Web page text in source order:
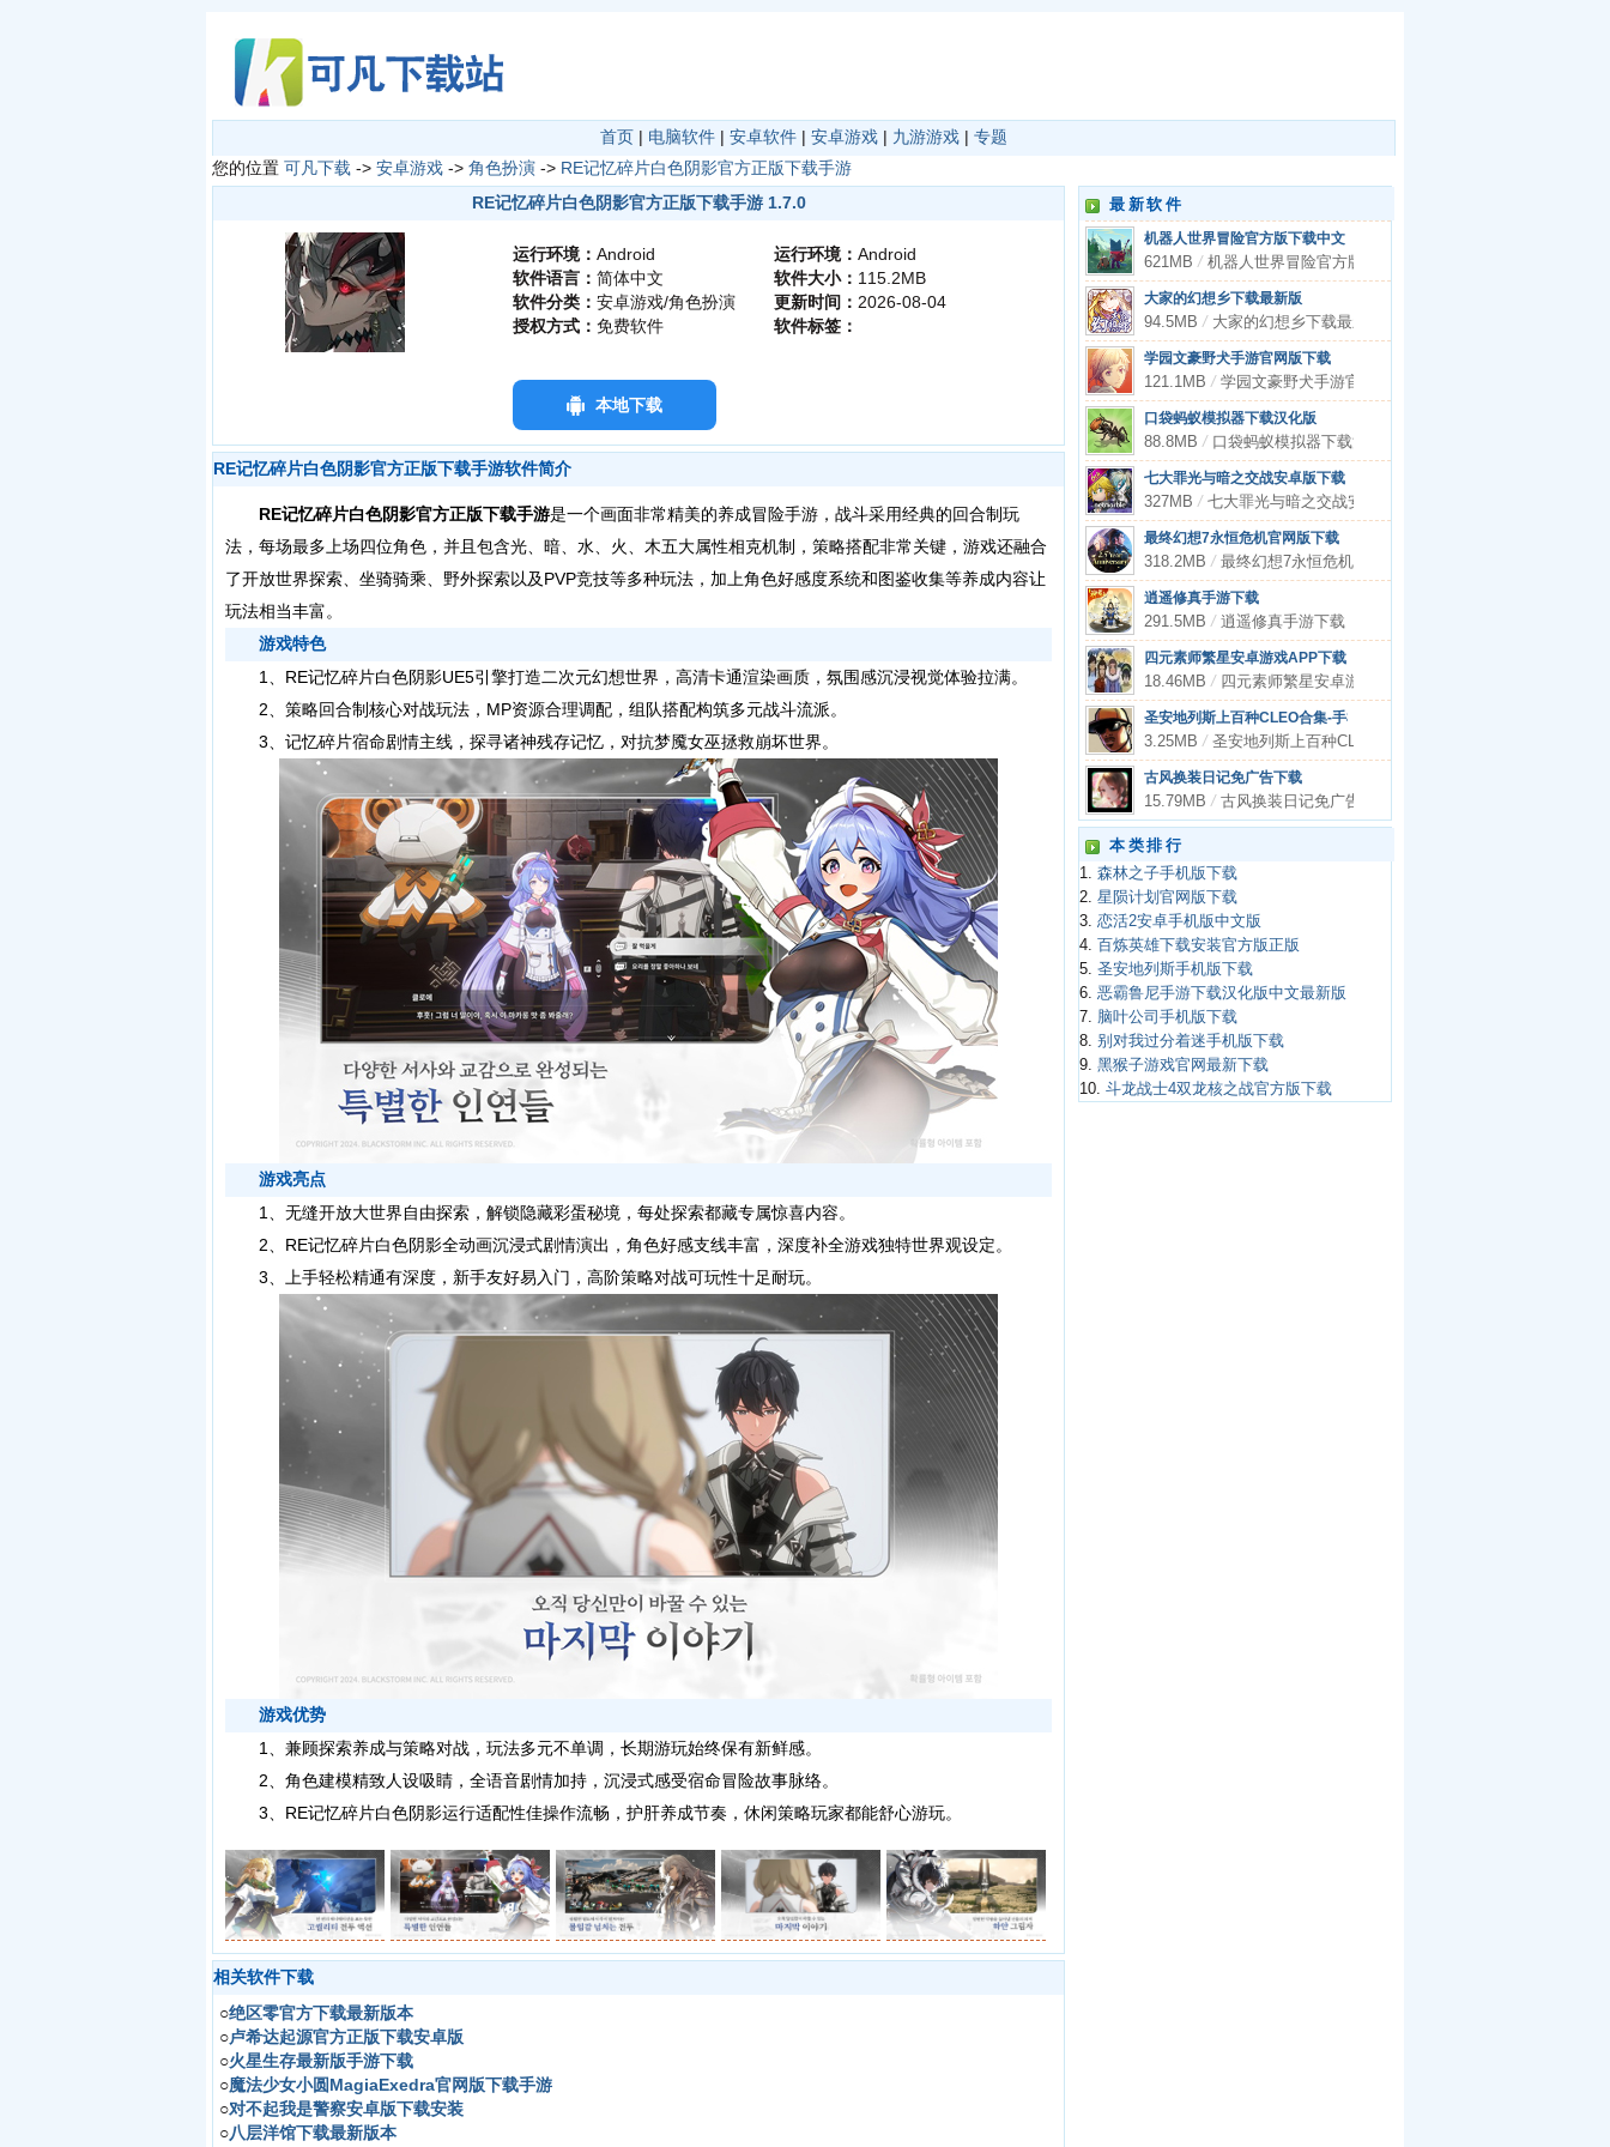
首页 | 电脑软件 | 安卓软件 | 安卓游戏 | 九游游戏 | 专题
您的位置 可凡下载 -> 安卓游戏 -> 角色扮演 -> RE记忆碎片白色阴影官方正版下载手游
RE记忆碎片白色阴影官方正版下载手游 1.7.0
运行环境： Android
软件语言： 简体中文
软件分类： 安卓游戏/角色扮演
授权方式： 免费软件
运行环境： Android
软件大小： 115.2MB
更新时间： 2026-08-04
软件标签：
本地下载
RE记忆碎片白色阴影官方正版下载手游软件简介
RE记忆碎片白色阴影官方正版下载手游是一个画面非常精美的养成冒险手游，战斗采用经典的回合制玩
法，每场最多上场四位角色，并且包含光、暗、水、火、木五大属性相克机制，策略搭配非常关键，游戏还融合
了开放世界探索、坐骑骑乘、野外探索以及PVP竞技等多种玩法，加上角色好感度系统和图鉴收集等养成内容让
玩法相当丰富。
游戏特色
1、RE记忆碎片白色阴影UE5引擎打造二次元幻想世界，高清卡通渲染画质，氛围感沉浸视觉体验拉满。
2、策略回合制核心对战玩法，MP资源合理调配，组队搭配构筑多元战斗流派。
3、记忆碎片宿命剧情主线，探寻诸神残存记忆，对抗梦魇女巫拯救崩坏世界。
游戏亮点
1、无缝开放大世界自由探索，解锁隐藏彩蛋秘境，每处探索都藏专属惊喜内容。
2、RE记忆碎片白色阴影全动画沉浸式剧情演出，角色好感支线丰富，深度补全游戏独特世界观设定。
3、上手轻松精通有深度，新手友好易入门，高阶策略对战可玩性十足耐玩。
游戏优势
1、兼顾探索养成与策略对战，玩法多元不单调，长期游玩始终保有新鲜感。
2、角色建模精致人设吸睛，全语音剧情加持，沉浸式感受宿命冒险故事脉络。
3、RE记忆碎片白色阴影运行适配性佳操作流畅，护肝养成节奏，休闲策略玩家都能舒心游玩。
相关软件下载
○绝区零官方下载最新版本
○卢希达起源官方正版下载安卓版
○火星生存最新版手游下载
○魔法少女小圆MagiaExedra官网版下载手游
○对不起我是警察安卓版下载安装
○八层洋馆下载最新版本
最新软件
机器人世界冒险官方版下载中文
621MB/ 机器人世界冒险官方版下载中文
大家的幻想乡下载最新版
94.5MB/ 大家的幻想乡下载最新版
学园文豪野犬手游官网版下载
121.1MB/ 学园文豪野犬手游官网版下载
口袋蚂蚁模拟器下载汉化版
88.8MB/ 口袋蚂蚁模拟器下载汉化版
七大罪光与暗之交战安卓版下载
327MB/ 七大罪光与暗之交战安卓版下载
最终幻想7永恒危机官网版下载
318.2MB/ 最终幻想7永恒危机官网版下载
逍遥修真手游下载
291.5MB/ 逍遥修真手游下载
四元素师繁星安卓游戏APP下载
18.46MB/ 四元素师繁星安卓游戏APP下载
圣安地列斯上百种CLEO合集-手机内存版游戏APP下载
3.25MB/ 圣安地列斯上百种CLEO合集-手机内存版游戏APP下载
古风换装日记免广告下载
15.79MB/ 古风换装日记免广告下载
本类排行
1. 森林之子手机版下载
2. 星陨计划官网版下载
3. 恋活2安卓手机版中文版
4. 百炼英雄下载安装官方版正版
5. 圣安地列斯手机版下载
6. 恶霸鲁尼手游下载汉化版中文最新版
7. 脑叶公司手机版下载
8. 别对我过分着迷手机版下载
9. 黑猴子游戏官网最新下载
10. 斗龙战士4双龙核之战官方版下载